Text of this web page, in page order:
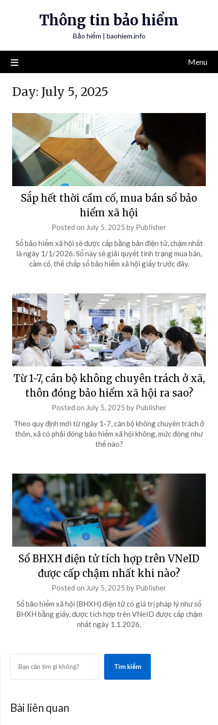
Thông tin bảo hiểm
Bảo hiểm | baohiem.info
Menu
Day: July 5, 2025
Sắp hết thời cầm cố, mua bán sổ bảo
hiểm xã hội
Posted on July 5, 2025 by Publisher
Sổ bảo hiểm xã hội sẽ được cấp bằng bản điện tử, chậm nhất
là ngày 1/1/2026. Sổ này sẽ giải quyết tình trạng mua bán,
cầm cố, thế chấp sổ bảo hiểm xã hội giấy trước đây.
Từ 1-7, cán bộ không chuyên trách ở xã,
thôn đóng bảo hiểm xã hội ra sao?
Posted on July 5, 2025 by Publisher
Theo quy định mới từ ngày 1-7, cán bộ không chuyên trách ở
thôn, xã có phải đóng bảo hiểm xã hội không, mức đóng như
thế nào?
Sổ BHXH điện tử tích hợp trên VNeID
được cấp chậm nhất khi nào?
Posted on July 5, 2025 by Publisher
Sổ bảo hiểm xã hội (BHXH) điện tử có giá trị pháp lý như sổ
BHXH bằng giấy, được tích hợp trên VNeID được cấp chậm
nhất ngày 1.1.2026.
Tìm kiếm
Bài liên quan